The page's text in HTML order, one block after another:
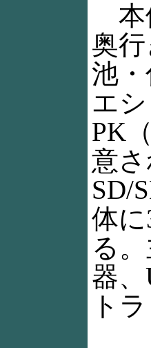
本
奥
池
エ
PK
意
SD/
体
る
器
ト